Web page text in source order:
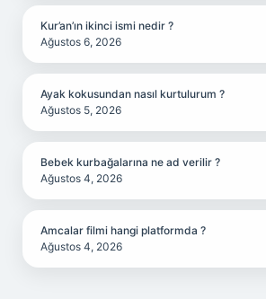
Kur’an’ın ikinci ismi nedir ?
Ağustos 6, 2026
Ayak kokusundan nasıl kurtulurum ?
Ağustos 5, 2026
Bebek kurbağalarına ne ad verilir ?
Ağustos 4, 2026
Amcalar filmi hangi platformda ?
Ağustos 4, 2026